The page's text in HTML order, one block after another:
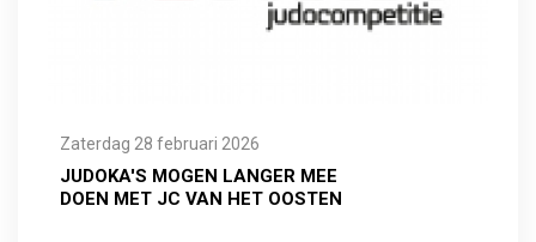
Zaterdag 28 februari 2026
JUDOKA'S MOGEN LANGER MEE
DOEN MET JC VAN HET OOSTEN